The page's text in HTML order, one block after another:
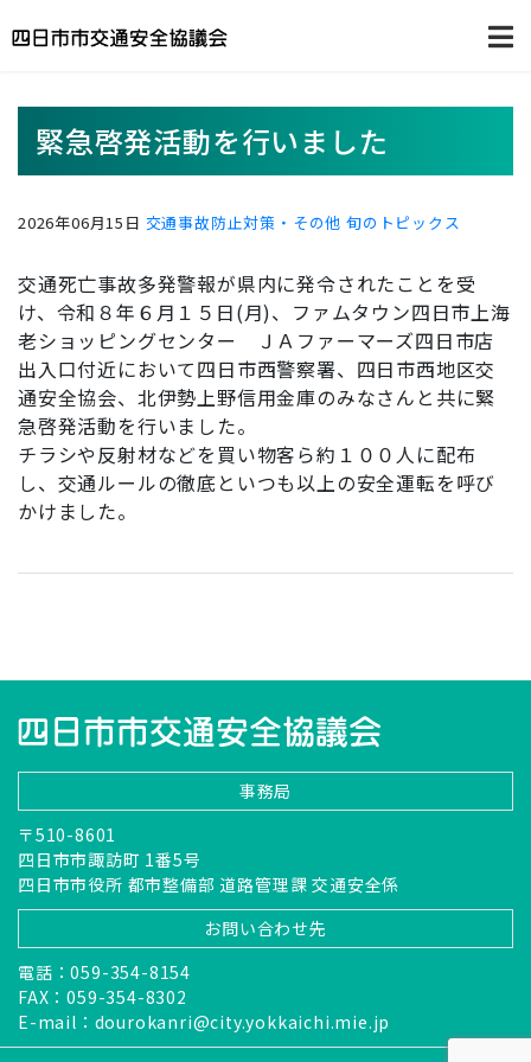
緊急啓発活動を行いました
2026年06月15日 交通事故防止対策・その他 旬のトピックス
交通死亡事故多発警報が県内に発令されたことを受
け、令和８年６月１５日(月)、ファムタウン四日市上海
老ショッピングセンター ＪＡファーマーズ四日市店
出入口付近において四日市西警察署、四日市西地区交
通安全協会、北伊勢上野信用金庫のみなさんと共に緊
急啓発活動を行いました。
チラシや反射材などを買い物客ら約１００人に配布
し、交通ルールの徹底といつも以上の安全運転を呼び
かけました。
事務局
〒510-8601
四日市市諏訪町 1番5号
四日市市役所 都市整備部 道路管理課 交通安全係
お問い合わせ先
電話：059-354-8154
FAX：059-354-8302
E-mail： dourokanri@city.yokkaichi.mie.jp